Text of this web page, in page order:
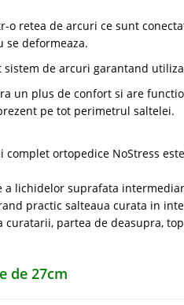
o retea de arcuri ce sunt
se deformeaza.
sistem de arcuri garantand
un plus de confort si are
pe tot perimetrul saltelei.
ortopedice NoStress
a lichidelor suprafata
practic salteaua curata in
curatarii, partea de deasupra,
de 27cm